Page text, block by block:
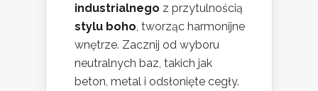
industrialnego z przytulnością
stylu boho, tworząc harmonijne
wnętrze. Zacznij od wyboru
neutralnych baz, takich jak
beton, metal i odsłonięte cegły.